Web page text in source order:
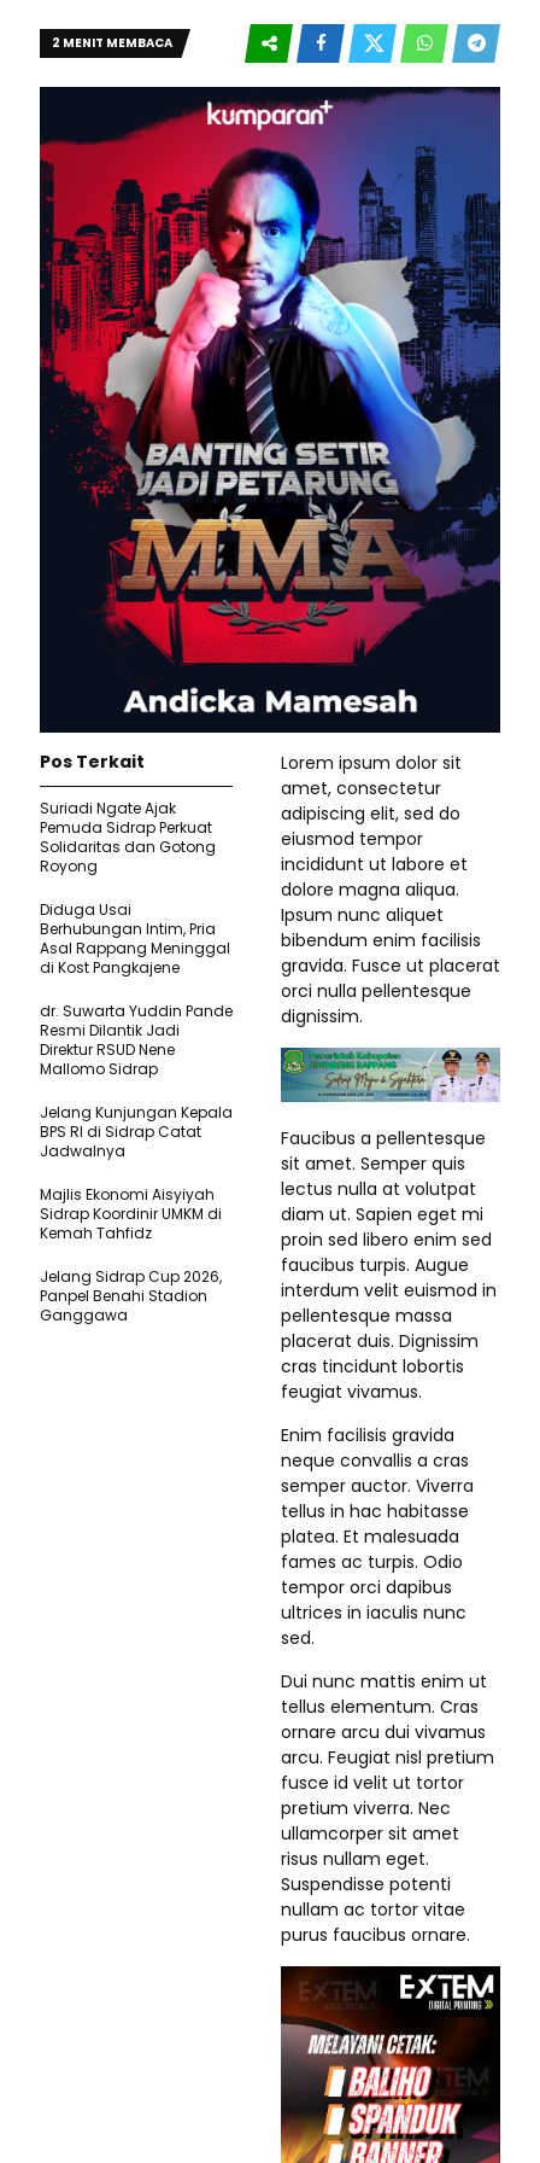
2 MENIT MEMBACA
Lorem ipsum dolor sit
amet, consectetur
adipiscing elit, sed do
eiusmod tempor
incididunt ut labore et
dolore magna aliqua.
Ipsum nunc aliquet
bibendum enim facilisis
gravida. Fusce ut placerat
orci nulla pellentesque
dignissim.
Faucibus a pellentesque
sit amet. Semper quis
lectus nulla at volutpat
diam ut. Sapien eget mi
proin sed libero enim sed
faucibus turpis. Augue
interdum velit euismod in
pellentesque massa
placerat duis. Dignissim
cras tincidunt lobortis
feugiat vivamus.
Enim facilisis gravida
neque convallis a cras
semper auctor. Viverra
tellus in hac habitasse
platea. Et malesuada
fames ac turpis. Odio
tempor orci dapibus
ultrices in iaculis nunc
sed.
Dui nunc mattis enim ut
tellus elementum. Cras
ornare arcu dui vivamus
arcu. Feugiat nisl pretium
fusce id velit ut tortor
pretium viverra. Nec
ullamcorper sit amet
risus nullam eget.
Suspendisse potenti
nullam ac tortor vitae
purus faucibus ornare.
Pos Terkait
Suriadi Ngate Ajak
Pemuda Sidrap Perkuat
Solidaritas dan Gotong
Royong
Diduga Usai
Berhubungan Intim, Pria
Asal Rappang Meninggal
di Kost Pangkajene
dr. Suwarta Yuddin Pande
Resmi Dilantik Jadi
Direktur RSUD Nene
Mallomo Sidrap
Jelang Kunjungan Kepala
BPS RI di Sidrap Catat
Jadwalnya
Majlis Ekonomi Aisyiyah
Sidrap Koordinir UMKM di
Kemah Tahfidz
Jelang Sidrap Cup 2026,
Panpel Benahi Stadion
Ganggawa